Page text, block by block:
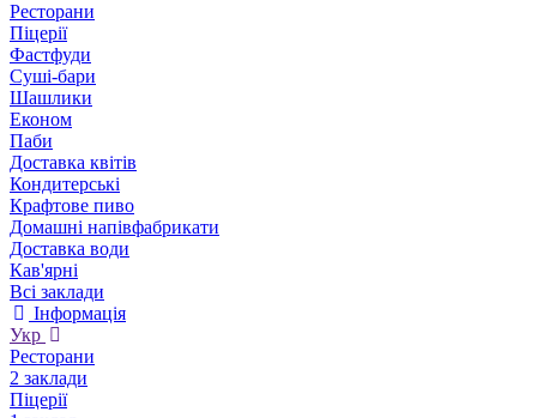
Ресторани
Піцерії
Фастфуди
Суші-бари
Шашлики
Економ
Паби
Доставка квітів
Кондитерські
Крафтове пиво
Домашні напівфабрикати
Доставка води
Кав'ярні
Всі заклади
Інформація
Укр
Ресторани
2 заклади
Піцерії